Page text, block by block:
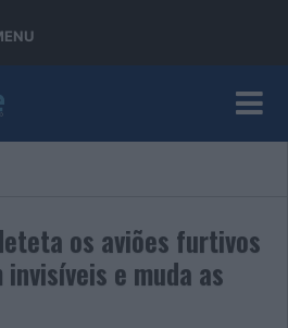
os aviões furtivos
e muda as